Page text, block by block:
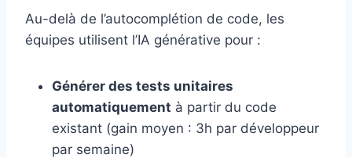
Au-delà de l’autocomplétion de code, les
équipes utilisent l’IA générative pour :
Générer des tests unitaires
automatiquement à partir du code
existant (gain moyen : 3h par développeur
par semaine)